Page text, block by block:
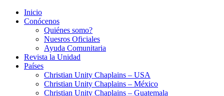
Inicio
Conócenos
Quiénes somo?
Nuesros Oficiales
Ayuda Comunitaria
Revista la Unidad
Países
Christian Unity Chaplains – USA
Christian Unity Chaplains – México
Christian Unity Chaplains – Guatemala